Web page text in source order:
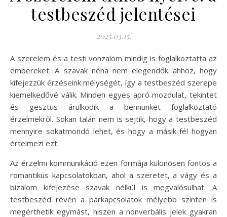
testbeszéd jelentései
2025.03.15.
A szerelem és a testi vonzalom mindig is foglalkoztatta az
embereket. A szavak néha nem elegendők ahhoz, hogy
kifejezzük érzéseink mélységét, így a testbeszéd szerepe
kiemelkedővé válik. Minden egyes apró mozdulat, tekintet
és gesztus árulkodik a bennünket foglalkoztató
érzelmekről. Sokan talán nem is sejtik, hogy a testbeszéd
mennyire sokatmondó lehet, és hogy a másik fél hogyan
értelmezi ezt.
Az érzelmi kommunikáció ezen formája különösen fontos a
romantikus kapcsolatokban, ahol a szeretet, a vágy és a
bizalom kifejezése szavak nélkül is megvalósulhat. A
testbeszéd révén a párkapcsolatok mélyebb szinten is
megérthetik egymást, hiszen a nonverbális jelek gyakran